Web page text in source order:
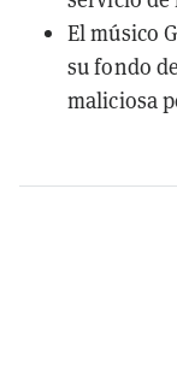
El músico
su fondo
maliciosa